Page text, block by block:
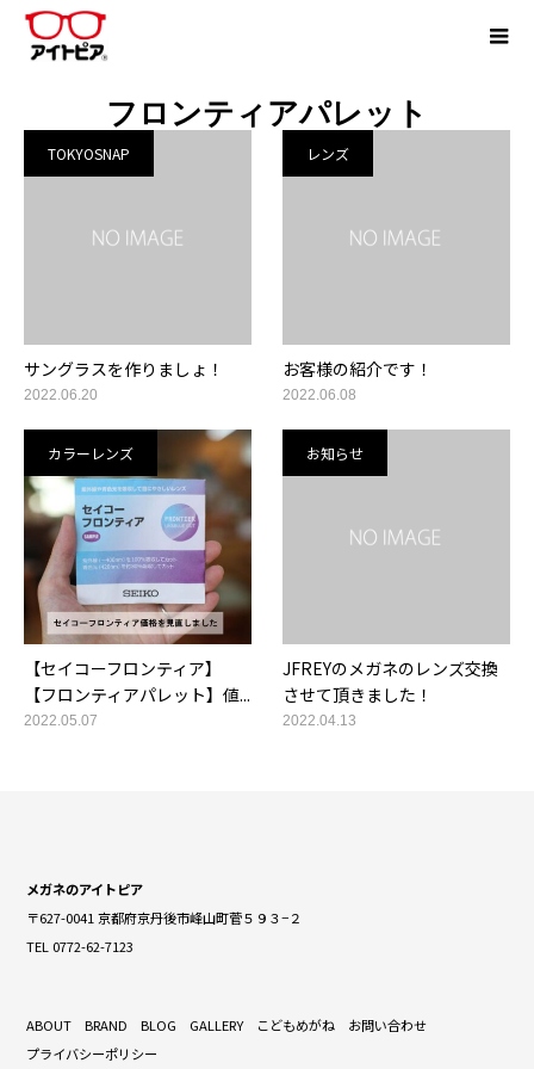
フロンティアパレット
TOKYOSNAP
サングラスを作りましょ！
2022.06.20
レンズ
お客様の紹介です！
2022.06.08
カラーレンズ
【セイコーフロンティア】
【フロンティアパレット】値...
2022.05.07
お知らせ
JFREYのメガネのレンズ交換
させて頂きました！
2022.04.13
メガネのアイトピア
〒627-0041 京都府京丹後市峰山町菅５９３−２
TEL 0772-62-7123
ABOUT BRAND BLOG GALLERY こどもめがね
お問い合わせ
プライバシーポリシー